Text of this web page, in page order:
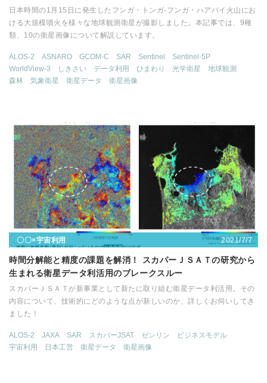
日本時間の1月15日に発生したフンガ・トンガ-フンガ・ハアパイ火山にお
ける大規模噴火を様々な地球観測衛星が撮影しました。本記事では、9種
類、10の衛星画像について解説しています。
ALOS-2 ASNARO GCOM-C SAR Sentinel
Sentinel-5P
WorldView-3
しきさい データ利用 ひまわり 光学衛星
地球観測
森林
気象衛星 衛星データ 衛星画像
〇〇×宇宙利用 2021/7/7
時間分解能と精度の課題を解消！ スカパーＪＳＡＴの研究から
生まれる衛星データ利活用のブレークスルー
スカパーＪＳＡＴが新事業として新たに取り組む衛星データ利活用。その
内容について、技術的にどのような点が新しいのか、詳しくお伺いしてき
ました！
ALOS-2 JAXA SAR スカパーJSAT ゼンリン
ビジネスモデル
宇宙利用
日本工営 衛星データ 衛星画像